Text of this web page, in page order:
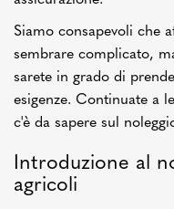
Siamo consapevoli che
sembrare complicato,
sarete in grado di
esigenze. Continuate a
c'è da sapere sul
Introduzione al
agricoli